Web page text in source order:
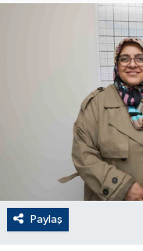
Paylaş
Flaş Haber
Gayrimenkul
GÜNDEM
Güvenlik
HABERDE